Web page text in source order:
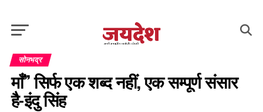
सोनभद्र
माँ” सिर्फ एक शब्द नहीं, एक सम्पूर्ण संसार
है-इंदु सिंह